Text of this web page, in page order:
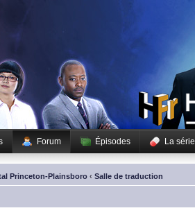
Forum Épisodes La série
Princeton-Plainsboro ‹ Salle de traduction